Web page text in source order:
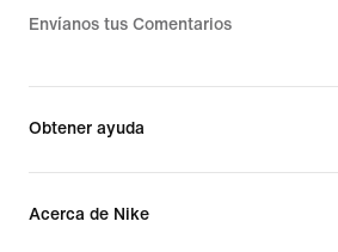
Envíanos tus Comentarios
Obtener ayuda
Acerca de Nike